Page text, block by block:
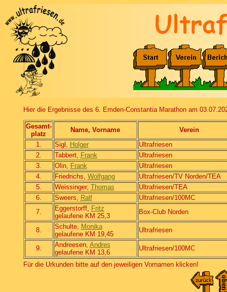
Hier die Ergebnisse des 6. Emden-Constantia Marathon am
Gesamt-
platz
Name, Vorname
Verein
1.
Sigl, Holger
Ultrafriesen
2.
Tabbert, Frank
Ultrafriesen
3.
Olin, Frank
Ultrafriesen
4.
Friedrichs, Wolfgang
Ultrafriesen/TV Norden/TEA
5.
Weissinger, Thomas
Ultrafriesen/TEA
6.
Sweers, Ralf
Ultrafriesen/100MC
7.
Eggerstorff, Fritz
gelaufene KM 25,3
Box-Club Norden
8. Schulte, Monika
gelaufene KM 19,45
Ultrafriesen
9. Andreesen, Andres
gelaufene KM 13,6
Ultrafriesen/100MC
Für die Urkunden bitte auf den jeweiligen Vornamen klicken!